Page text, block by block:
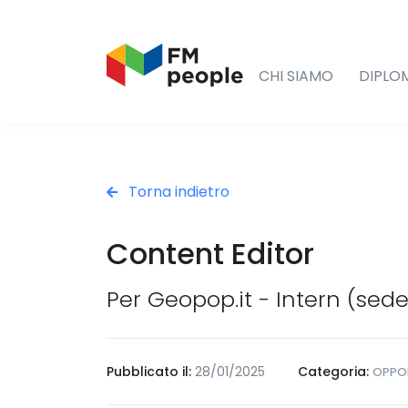
CHI SIAMO
Torna indietro
Content Editor
Per Geopop.it - Intern
Pubblicato il: 28/01/2025 Categoria: